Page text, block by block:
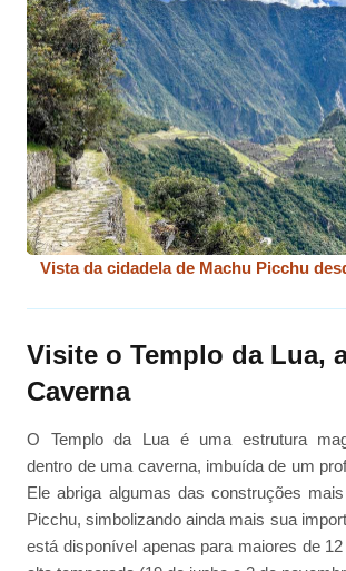
Vista da cidadela de Machu Picchu
Visite o Templo da Lua,
Caverna
O Templo da Lua é uma estrutura
dentro de uma caverna, imbuída de um
Ele abriga algumas das construções
Picchu, simbolizando ainda mais sua
está disponível apenas para maiores de